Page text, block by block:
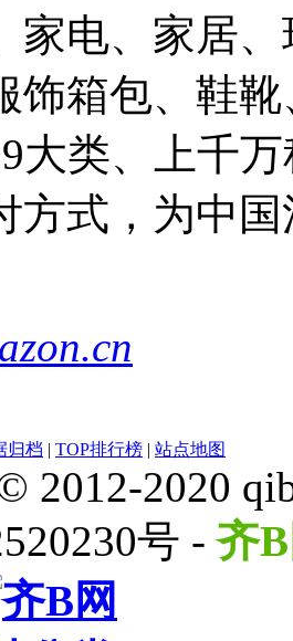
家电、家居
饰箱包、鞋
大类、上千
方式，为中
归档 | TOP排行榜 | 站点地图
2012-2020
号 -齐